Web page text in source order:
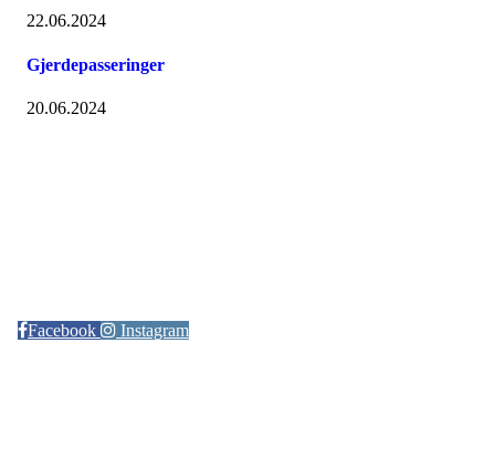
22.06.2024
Gjerdepasseringer
20.06.2024
Facebook Instagram